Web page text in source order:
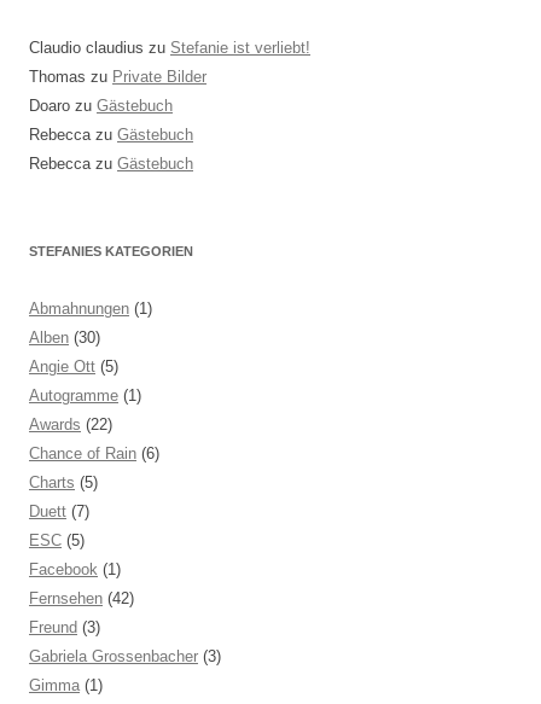
Claudio claudius zu Stefanie ist verliebt!
Thomas zu Private Bilder
Doaro zu Gästebuch
Rebeccazu Gästebuch
Rebeccazu Gästebuch
STEFANIES KATEGORIEN
Abmahnungen (1)
Alben (30)
Angie Ott (5)
Autogramme (1)
Awards (22)
Chance of Rain (6)
Charts (5)
Duett (7)
ESC (5)
Facebook (1)
Fernsehen (42)
Freund (3)
Gabriela Grossenbacher (3)
Gimma (1)